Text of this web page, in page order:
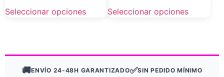
Seleccionar opciones Seleccionar opciones
🚚ENVÍO 24-48H GARANTIZADO✅SIN PEDIDO MÍNIMO